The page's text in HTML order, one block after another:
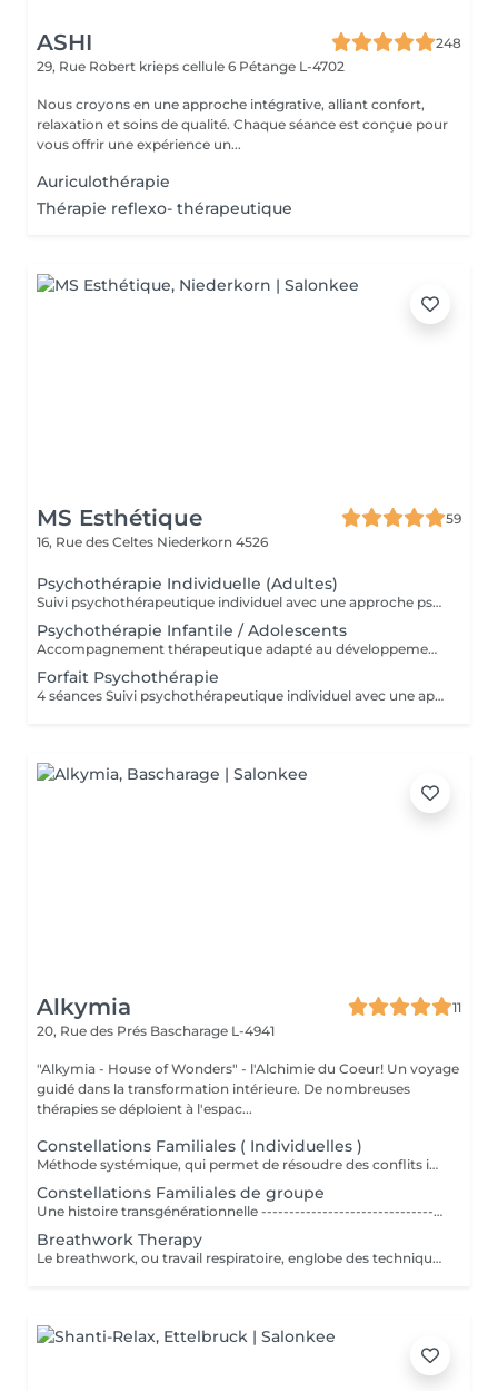
ASHI
248
29, Rue Robert krieps cellule 6 Pétange L-4702
Nous croyons en une approche intégrative, alliant confort,
relaxation et soins de qualité. Chaque séance est conçue pour
vous offrir une expérience un...
Auriculothérapie
Thérapie reflexo- thérapeutique
MS Esthétique
59
16, Rue des Celtes Niederkorn 4526
Psychothérapie Individuelle (Adultes)
Suivi psychothérapeutique individuel avec une approche psychanalytique, axé sur la connaissance de soi, l'élaboration émotionnelle, la réduction de l'anxiété et l'amélioration de la qualité de vie. SPM et Santé de la Femme Accompagnement thérapeutique axé sur la santé émotionnelle et hormonale de la femme, pouvant intégrer la psychothérapie et l'acupuncture.
Psychothérapie Infantile / Adolescents
Accompagnement thérapeutique adapté au développement émotionnel des enfants et des adolescents, avec un accent sur le comportement, les émotions et les liens familiaux. Éducation Sexuelle Émotionnelle Séances éducatives et thérapeutiques favorisant le développement sain de la sexualité, des émotions, des limites et de la communication. Prévention des Abus Sexuels Interventions psychoéducatives axées sur la prévention des abus sexuels, renforçant la conscience corporelle, émotionnelle et les stratégies de protection.
Forfait Psychothérapie
4 séances Suivi psychothérapeutique individuel avec une approche psychanalytique, axé sur la connaissance de soi, l’élaboration émotionnelle, la réduction de l’anxiété et l’amélioration de la qualité de vie.
Alkymia
11
20, Rue des Prés Bascharage L-4941
"Alkymia - House of Wonders" - l'Alchimie du Coeur! Un voyage
guidé dans la transformation intérieure. De nombreuses
thérapies se déploient à l'espac...
Constellations Familiales ( Individuelles )
Méthode systémique, qui permet de résoudre des conflits intérieurs ou familiaux
Constellations Familiales de groupe
Une histoire transgénérationnelle --------------------------------------------- Chacun de nous est un être complexe porteur d'une histoire multiple non moins complexe. Nous ne devrions jamais oublier que nous sommes en lien étroit avec les nombreux ancêtres qui nous ont précédés. Cette histoire transgénérationnelle qui nous renvoie aux origines ne nous dédouane pas de notre responsabilité face à nos actes mais il est admis que les raisons d'agir tel que nous le faisons nous échappent parfois. Il y a en effet dans nos positionnements, dans nos arbitrages les plus importants, dans nos traits de caractère, dans nos errements au cours d'une vie, une part inconsciente de reproduction de nos schémas transgénérationnels. Ainsi les traumatismes vécus par nos ancêtres, les secrets familiaux, trouvent une traduction dans nos actes sans que le plus souvent nous nous en rendions compte. Un héritage psychologique qui peut peser lourd, nous ralentir, nous bloquer, nous empêcher d'avancer sereinement dans la vie. Il y a même une forte probabilité que nous le transmettions aux générations suivantes. Interrompre le cycle de nos reproductions mentales et de nos dynamiques inconscientes est possible. Comment se déroule une constellation familiale ? ------------------------------------------------------------------ Une constellation familiale systémique se déroule en général avec un groupe de personnes. Le praticien en constellation (ou « constellateur ») interroge son « client », appelé également le « constellant », c'est dire la personne qui fait sa constellation, pour qu'il formule précisément sa demande, sa problématique. Qu'est-ce qui le gêne ? De quoi souhaite-t-il se libérer aujourd'hui ? Il décrit également avec objectivité son histoire familiale et les événements marquants qui la caractérisent. Cet échange doit être succinct et factuel pour ne pas influencer ni l'animateur, ni le reste du groupe qu'on appelle alors, les représentants. Parmi ces représentants, « le client » en choisit un qui le représentera lui-même, et les autres qui « incarneront » d'autres membres de son « système » (père, mère, frère, sur). « Le constellateur et éventuellement le client » les place ensuite avec précaution et respect dans l'espace de la pièce où se déroule la constellation. On peut parler à certains égards, d'un jeu de rôles. Prochaines dates: (Planification des prochaines dates en cours)
Breathwork Therapy
Le breathwork, ou travail respiratoire, englobe des techniques de respiration en conscience pour améliorer le bien-être physique, mental et spirituel. Ces techniques visent notamment à réduire le stress, à calmer le système nerveux autonome et à libérer des blocages émotionnels. Le breathwork comprend différentes méthodes et techniques de respiration. Souvent, on lui attribue un caractère spirituel. Il est toutefois toujours crucial de gérer et de percevoir sa propre respiration en conscience...